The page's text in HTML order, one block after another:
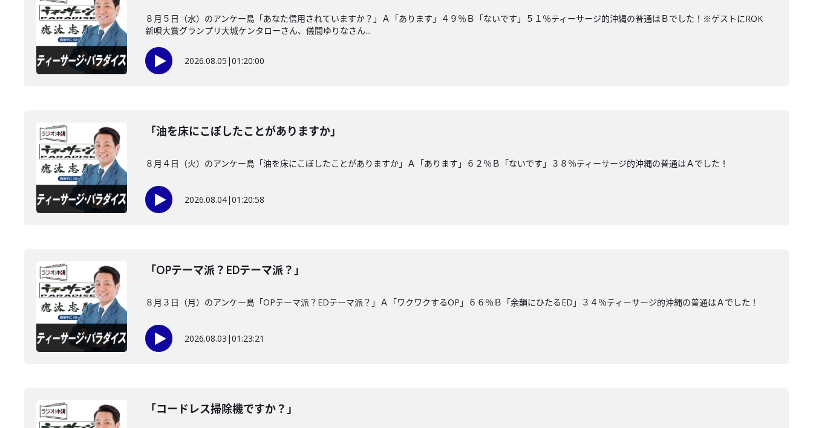
８月５日（水）のアンケー島「あなた信用されていますか？」Ａ「あります」４９％Ｂ「ないです」５１％ティーサージ的沖縄の普通はＢでした！※ゲストにROK
新唄大賞グランプリ大城ケンタローさん、儀間ゆりなさん...
2026.08.05 |01:20:00
「油を床にこぼしたことがありますか」
８月４日（火）のアンケー島「油を床にこぼしたことがありますか」Ａ「あります」６２％Ｂ「ないです」３８％ティーサージ的沖縄の普通はＡでした！
2026.08.04|01:20:58
「OPテーマ派？EDテーマ派？」
８月３日（月）のアンケー島「OPテーマ派？EDテーマ派？」Ａ「ワクワクするOP」６６％Ｂ「余韻にひたるED」３４％ティーサージ的沖縄の普通はＡでした！
2026.08.03 |01:23:21
「コードレス掃除機ですか？」